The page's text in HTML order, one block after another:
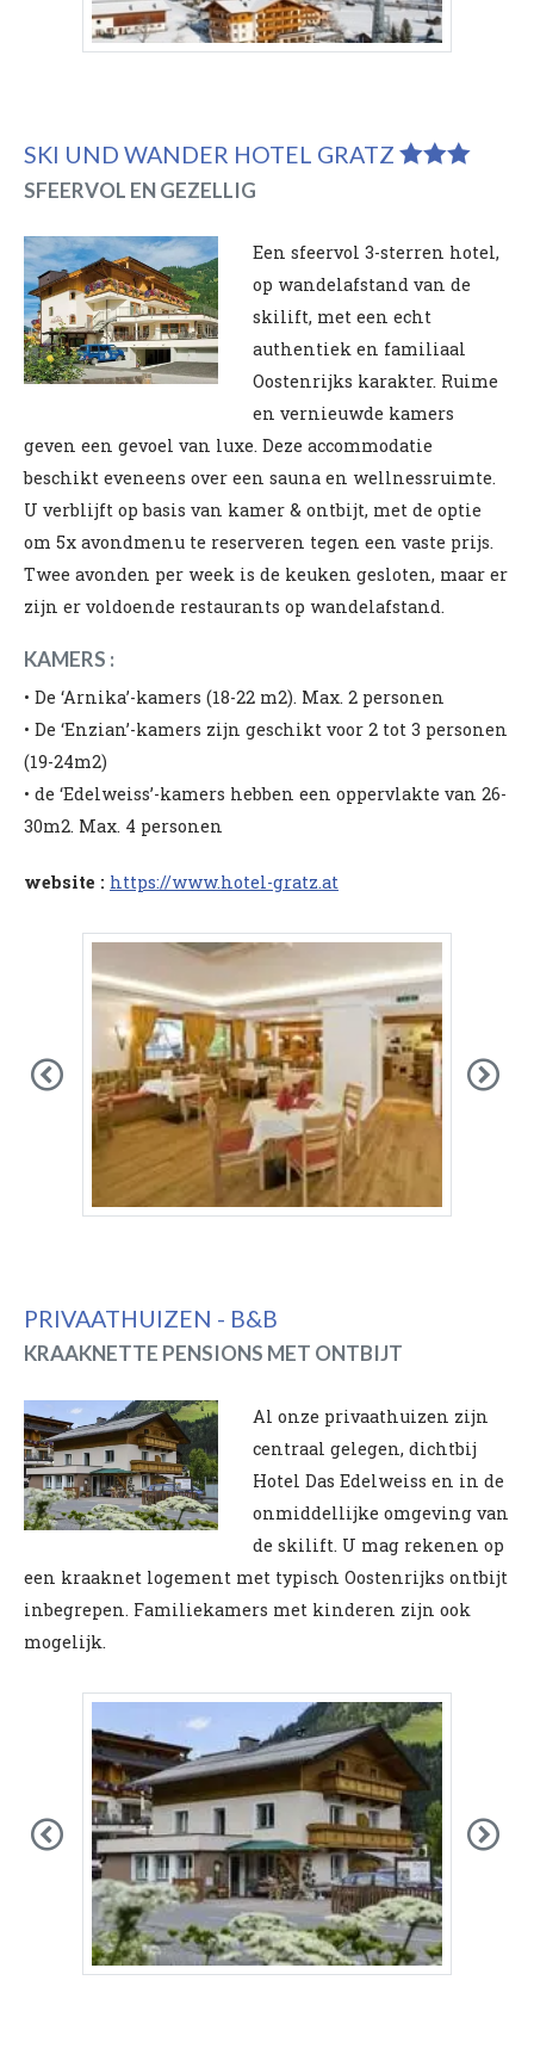
SKI UND WANDER HOTEL GRATZ
SFEERVOL EN GEZELLIG
Een sfeervol 3-sterren hotel,
op wandelafstand van de
skilift, met een echt
authentiek en familiaal
Oostenrijks karakter. Ruime
en vernieuwde kamers
geven een gevoel van luxe. Deze accommodatie
beschikt eveneens over een sauna en wellnessruimte.
U verblijft op basis van kamer & ontbijt, met de optie
om 5x avondmenu te reserveren tegen een vaste prijs.
Twee avonden per week is de keuken gesloten, maar er
zijn er voldoende restaurants op wandelafstand.
KAMERS :
• De ‘Arnika’-kamers (18-22 m2). Max. 2 personen
• De ‘Enzian’-kamers zijn geschikt voor 2 tot 3 personen
(19-24m2)
• de ‘Edelweiss’-kamers hebben een oppervlakte van 26-
30m2. Max. 4 personen
website : https://www.hotel-gratz.at
Previous
PRIVAATHUIZEN - B&B
KRAAKNETTE PENSIONS MET ONTBIJT
Al onze privaathuizen zijn
centraal gelegen, dichtbij
Hotel Das Edelweiss en in de
onmiddellijke omgeving van
de skilift. U mag rekenen op
een kraaknet logement met typisch Oostenrijks ontbijt
inbegrepen. Familiekamers met kinderen zijn ook
mogelijk.
Previous